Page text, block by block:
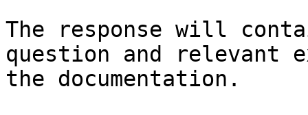
The response will
question and relevant
the documentation.